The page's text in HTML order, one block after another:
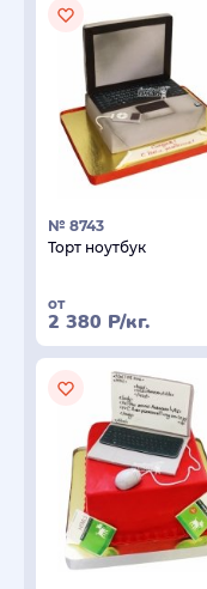
№ 8743
Торт ноутбук
от
2 380 Р/кг.